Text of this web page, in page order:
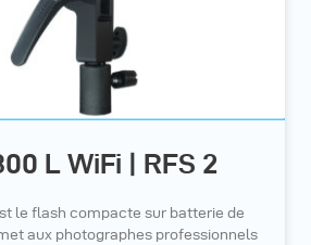
L WiFi | RFS 2
le flash compacte sur batterie de
aux photographes professionnels